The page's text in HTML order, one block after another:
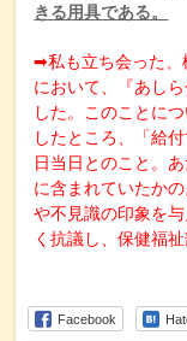
きる用具である。
➡私も立ち会った、
において、『あし
した。このことに
したところ、「給
日当日とのこと。
に含まれていたか
や不見識の印象を
く抗議し、保健福
Facebook